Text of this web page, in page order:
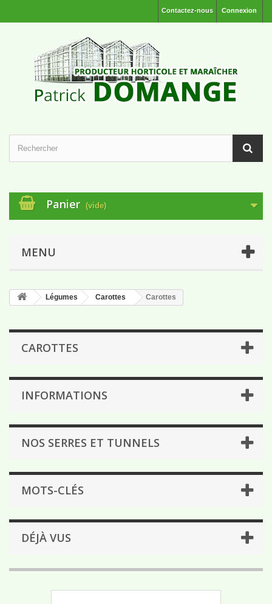
Connexion
Contactez-nous
Panier (vide)
MENU
Légumes Carottes Carottes
CAROTTES
INFORMATIONS
NOS SERRES ET TUNNELS
MOTS-CLÉS
DÉJÀ VUS